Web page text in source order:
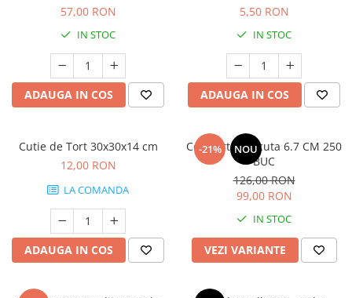
57,00 RON
IN STOC
ADAUGA IN COS
5,50 RON
IN STOC
ADAUGA IN COS
Cutie de Tort 30x30x14 cm
12,00 RON
LA COMANDA
ADAUGA IN COS
-21% NOU
Coji Tarte Barcuta 6.7 CM 250
BUC
126,00 RON
99,00 RON
IN STOC
VEZI VARIANTE